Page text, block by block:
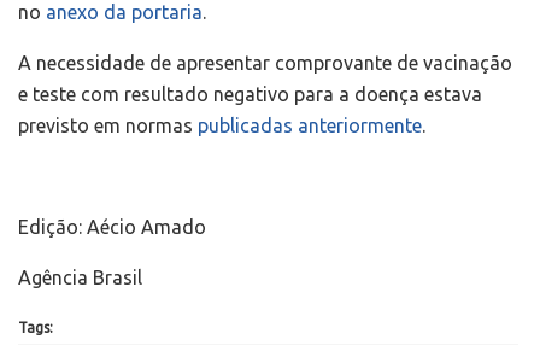
no anexo da portaria.
A necessidade de apresentar comprovante de vacinação
e teste com resultado negativo para a doença estava
previsto em normas publicadas anteriormente.
Edição: Aécio Amado
Agência Brasil
Tags: